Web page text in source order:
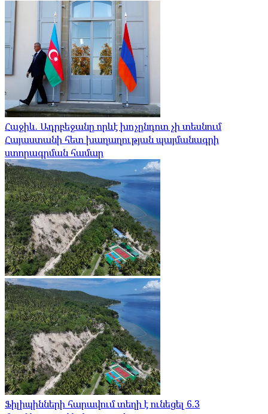
Հաջիև. Ադրբեջանը որևէ խոչընդոտ չի տեսնում
Հայաստանի հետ խաղաղության պայմանագրի
ստորագրման համար
Ֆիլիպինների հարավում տեղի է ունեցել 6.3